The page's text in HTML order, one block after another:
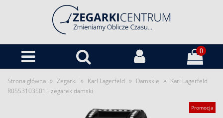
0
Strona główna » Zegarki » Karl Lagerfeld » Damskie » Karl Lagerfeld
R0553103501 - zegarek damski
Promocja